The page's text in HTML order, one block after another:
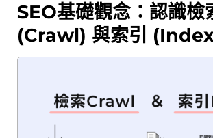
SEO基礎觀念：認識檢
(Crawl) 與索引